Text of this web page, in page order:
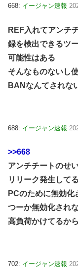
668: イージャン速報
REF入れてアンチ
録を検出できるツ
可能性はある
そんなものないし
BANなんてされな
688: イージャン速報
>>668
アンチチートのせ
リリーク発生して
PCのために無効化
つーか無効化され
高負荷かけてるか
702: イージャン速報